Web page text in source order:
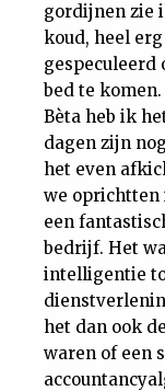
gordijnen zie
koud, heel
gespeculeerd
bed te
Bèta heb ik
dagen zijn
het even
we oprichtten
een
bedrijf. Het
intelligentie
het dan ook
waren of een